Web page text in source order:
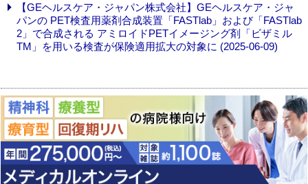
【GEヘルスケア・ジャパン株式会社】GEヘルスケア・ジャ
パンの PET検査用薬剤合成装置「FASTlab」および「FASTlab
2」で合成される アミロイドPETイメージング剤「ビザミル
TM」を用いる検査が保険適用拡大の対象に (2025-06-09)